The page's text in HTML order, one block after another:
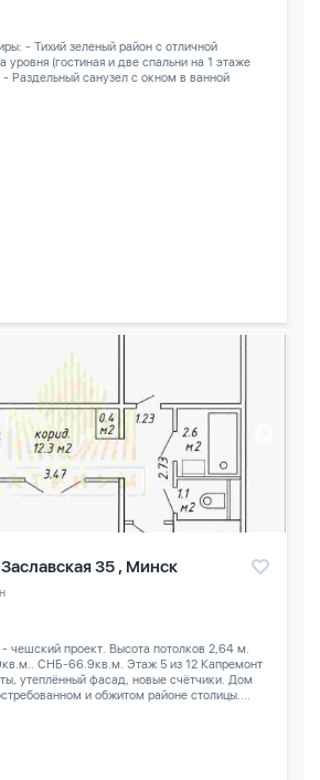
- Тихий зеленый район с отличной
уровня (гостиная и две спальни на 1 этаже
Раздельный санузел с окном в ванной
35 , Минск
чешский проект. Высота потолков 2,64 м.
СНБ-66.9кв.м. Этаж 5 из 12 Капремонт
утеплённый фасад, новые счётчики. Дом
и обжитом районе столицы....